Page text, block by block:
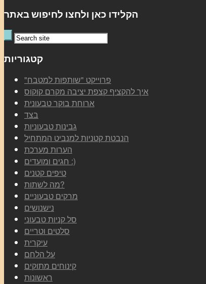
הקלידו כאן ולחצו לחיפוש באתר
קטגוריות
"פרוייקט "שותפות למטבח
איך להקציף קצפת יציבה מקרם קוקוס
ארוחת בוקר טבעונית
בצד
גבינות טבעוניות
הנבטת קטניות למנביט המתחיל
הערות מערכת
חגים ומועדים :)
טיפים קטנים
מה לשתות?
מרקים טבעוניים
נישנושים
סל קניות טבעוני
סלטים וטריים
עיקרית
על הלחם
קינוחים מתוקים
ראשונות